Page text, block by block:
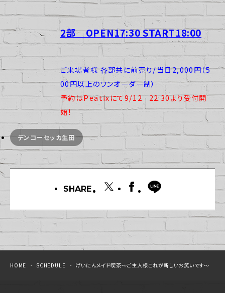
2部 OPEN17:30 START18:00
ご来場者様 各部共に前売り/当日2,000円（5
00円以上のワンオーダー制）
予約はPeatixにて9/1222:30より受付開
始！
デンコーセッカ生田
SHARE
HOME SCHEDULE げいにんメイド喫茶～ご主人様これが新しいお笑いです～